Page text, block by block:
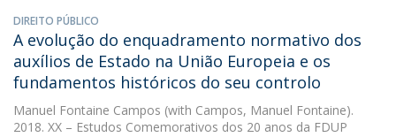
DIREITO PÚBLICO
A evolução do enquadramento normativo dos
auxílios de Estado na União Europeia e os
fundamentos históricos do seu controlo
Manuel Fontaine Campos (with Campos, Manuel Fontaine).
2018. XX – Estudos Comemorativos dos 20 anos da FDUP